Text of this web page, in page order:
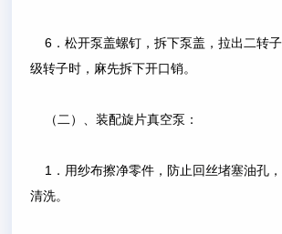
6．松开泵盖螺钉，拆下泵盖，拉出二转
级转子时，麻先拆下开口销。
（二）、装配旋片真空泵：
1．用纱布擦净零件，防止回丝堵塞油孔
清洗。